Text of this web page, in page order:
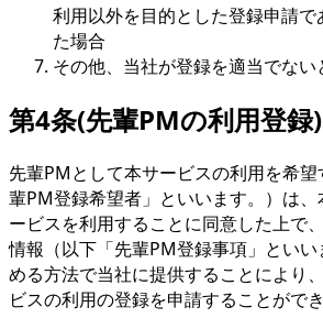
利用以外を目的とした登録申請で
た場合
その他、当社が登録を適当でない
第4条(先輩PMの利用登録)
先輩PMとして本サービスの利用を希
輩PM登録希望者」といいます。）は
ービスを利用することに同意した上で
情報（以下「先輩PM登録事項」とい
める方法で当社に提供することにより
ビスの利用の登録を申請することができ